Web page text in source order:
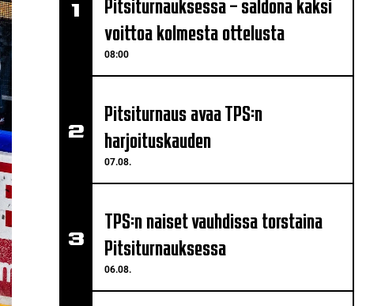
08:00
voittoa kolmesta ottelusta
07.08.
Pitsiturnaus avaa TPS:n
harjoituskauden
06.08.
TPS:n naiset vauhdissa torstaina
Pitsiturnauksessa